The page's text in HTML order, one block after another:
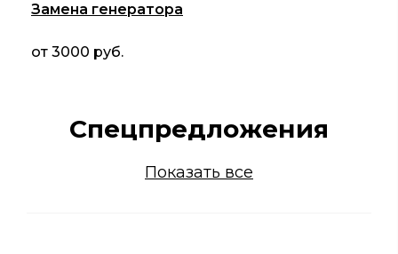
Замена генератора
от 3000 руб.
Спецпредложения
Показать все